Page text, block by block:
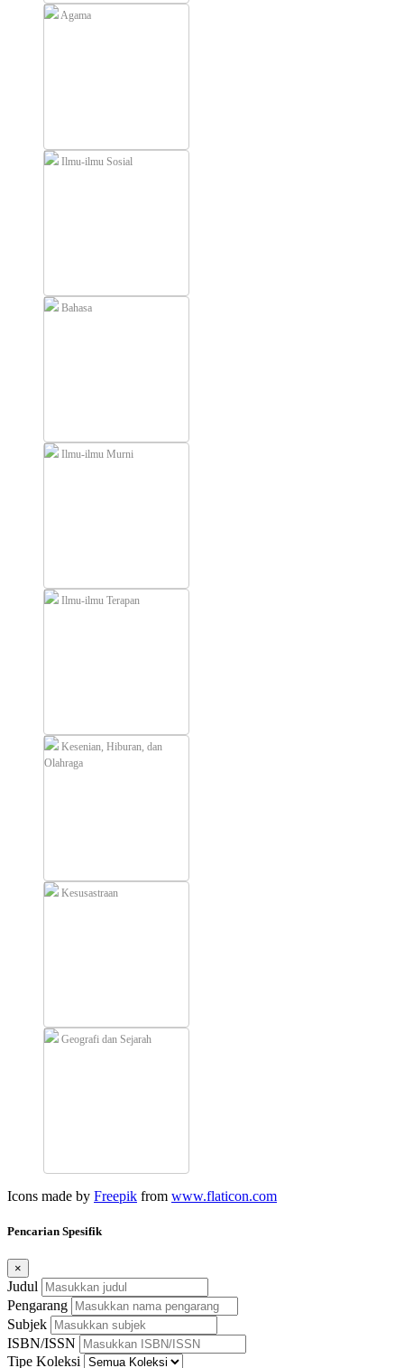
Agama
Ilmu-ilmu Sosial
Bahasa
Ilmu-ilmu Murni
Ilmu-ilmu Terapan
Kesenian, Hiburan, dan
Olahraga
Kesusastraan
Geografi dan Sejarah
Icons made by Freepik from www.flaticon.com
Pencarian Spesifik
×
Judul
Pengarang
Subjek
ISBN/ISSN
Tipe Koleksi